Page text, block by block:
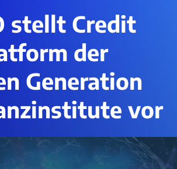
stellt Credit
der
Generation
vor